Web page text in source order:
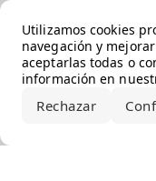
Utilizamos cookies
navegación y
aceptarlas todas o
información en
Rechazar
Error